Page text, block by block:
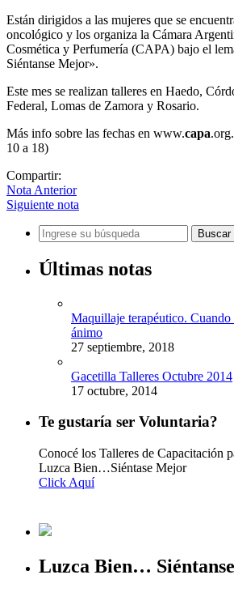
Están dirigidos a las mujeres que se
oncológico y los organiza la Cámara
Cosmética y Perfumería (CAPA) bajo el
Siéntanse Mejor».
Este mes se realizan talleres en Haedo,
Federal, Lomas de Zamora y Rosario.
Más info sobre las fechas en www.capa
10 a 18)
Compartir:
Nota Anterior
Siguiente nota
Últimas notas
Maquillaje terapéutico. Cuando
ánimo
27 septiembre, 2018
Gacetilla Talleres Octubre 2014
17 octubre, 2014
Te gustaría ser Voluntaria?
Conocé los Talleres de Capacitación
Luzca Bien…Siéntase Mejor
Click Aquí
Luzca Bien…